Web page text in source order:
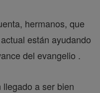
hermanos, que
están ayudando
del evangelio .
a ser bien